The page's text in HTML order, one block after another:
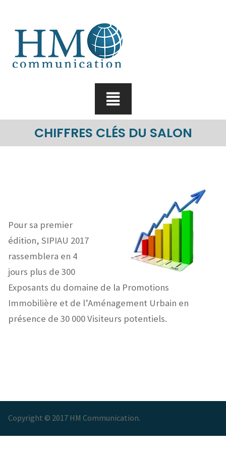
content
CHIFFRES CLÉS DU SALON
Pour sa premier
édition, SIPIAU 2017
rassemblera en 4
jours plus de 300
Exposants du domaine de la Promotions
Immobilière et de l’Aménagement Urbain en
présence de 30 000 Visiteurs potentiels.
Copyright © 2017 HM Communication.